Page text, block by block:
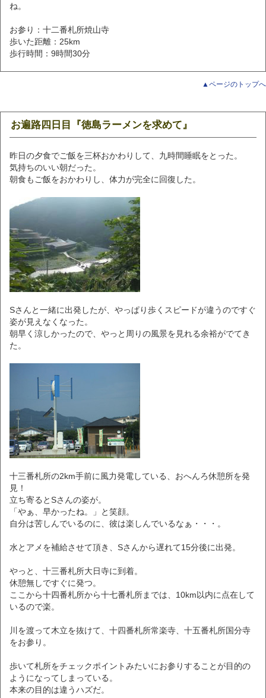
ね。
お参り：十二番札所焼山寺
歩いた距離：25km
歩行時間：9時間30分
▲ページのトップへ
お遍路四日目『徳島ラーメンを求めて』
昨日の夕食でご飯を三杯おかわりして、九時間睡眠をとった。
気持ちのいい朝だった。
朝食もご飯をおかわりし、体力が完全に回復した。
Sさんと一緒に出発したが、やっぱり歩くスピードが違うのですぐ
姿が見えなくなった。
朝早く涼しかったので、やっと周りの風景を見れる余裕がでてき
た。
十三番札所の2km手前に風力発電している、おへんろ休憩所を発
見！
立ち寄るとSさんの姿が。
「やぁ、早かったね。」と笑顔。
自分は苦しんでいるのに、彼は楽しんでいるなぁ・・・。
水とアメを補給させて頂き、Sさんから遅れて15分後に出発。
やっと、十三番札所大日寺に到着。
休憩無しですぐに発つ。
ここから十四番札所から十七番札所までは、10km以内に点在して
いるので楽。
川を渡って木立を抜けて、十四番札所常楽寺、十五番札所国分寺
をお参り。
歩いて札所をチェックポイントみたいにお参りすることが目的の
ようになってしまっている。
本来の目的は違うハズだ。